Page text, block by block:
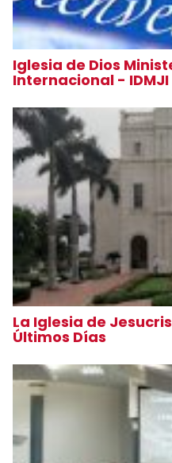
Iglesia de Dios
Internacional -
La Iglesia de
Últimos Días